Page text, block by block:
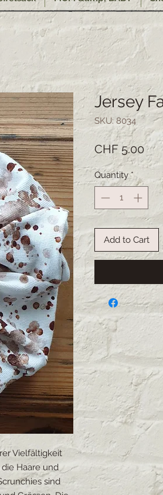
Vielfältigkeit
Haare und
sind
Jersey
SKU: 8034
CHF 5.00
Quantity *
Add to Cart